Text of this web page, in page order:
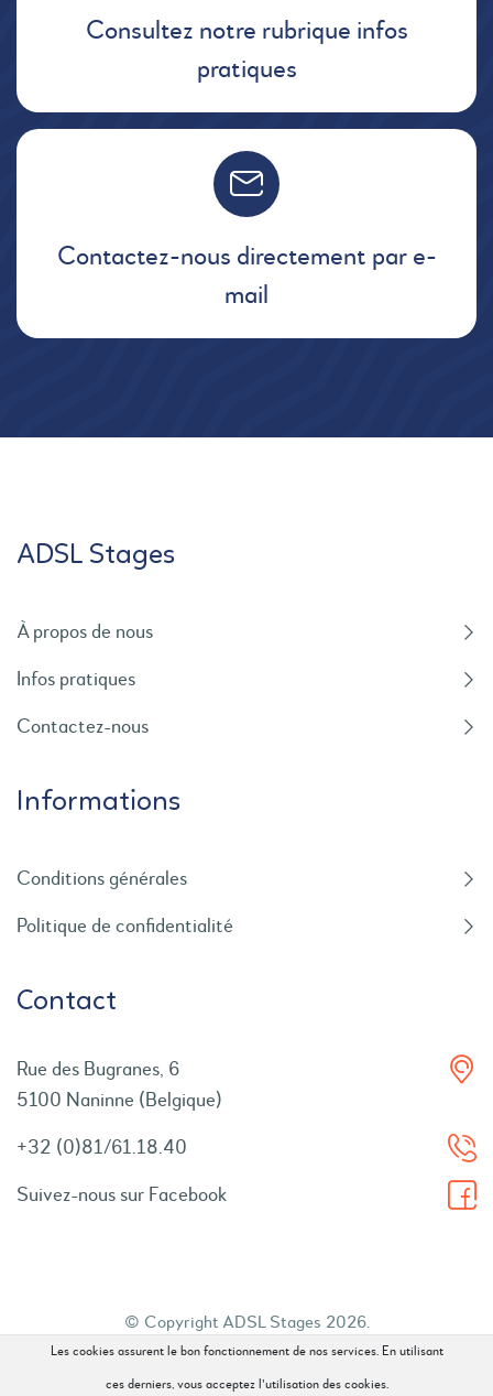
Les cookies assurent le bon fonctionnement de nos services. En utilisant
ces derniers, vous acceptez l'utilisation des cookies.
Consultez notre rubrique infos
pratiques
Contactez-nous directement par e-
mail
ADSL Stages
À propos de nous
Infos pratiques
Contactez-nous
Informations
Conditions générales
Politique de confidentialité
Contact
Rue des Bugranes, 6
5100 Naninne (Belgique)
+32 (0)81/61.18.40
Suivez-nous sur Facebook
© Copyright ADSL Stages 2026.
Tous droits réservés.